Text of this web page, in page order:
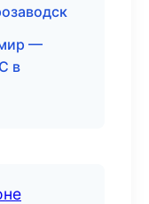
—
в